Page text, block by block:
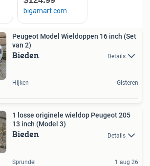
Peugeot Model Wieldoppen 16 inch (Set
van 2)
Bieden Details
Hijken Gisteren
1 losse originele wieldop Peugeot 205
13 inch (Model 3)
Bieden Details
Sprundel 1 aug 26